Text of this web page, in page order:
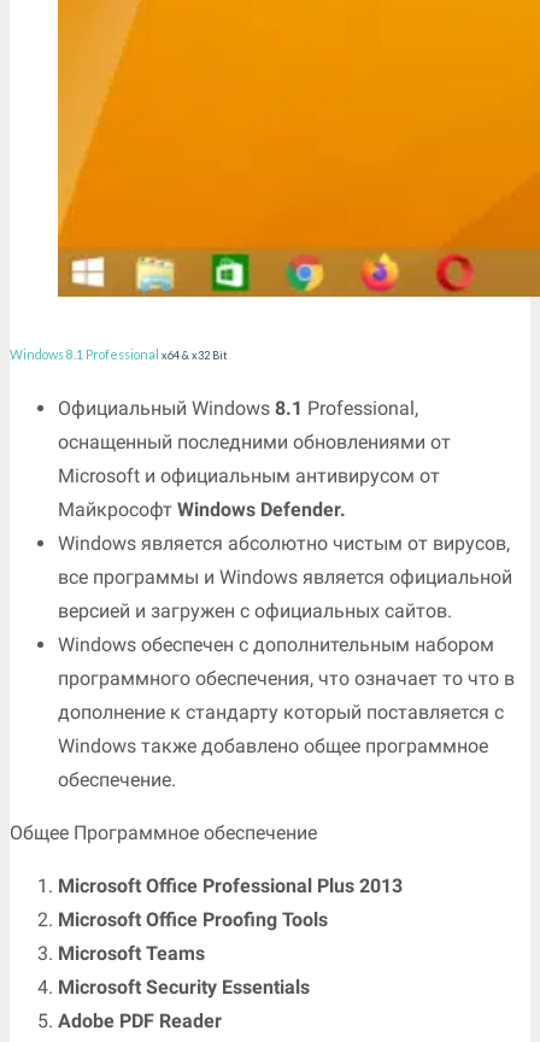
Windows 8.1 Professional x64 & x32 Bit
Официальный Windows 8.1 Professional,
оснащенный последними обновлениями от
Microsoft и официальным антивирусом от
Майкрософт Windows Defender.
Windows является абсолютно чистым от вирусов,
все программы и Windows является официальной
версией и загружен с официальных сайтов.
Windows обеспечен с дополнительным набором
программного обеспечения, что означает то что в
дополнение к стандарту который поставляется с
Windows также добавлено общее программное
обеспечение.
Общее Программное обеспечение
Microsoft Office Professional Plus 2013
Microsoft Office Proofing Tools
Microsoft Teams
Microsoft Security Essentials
Adobe PDF Reader